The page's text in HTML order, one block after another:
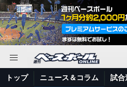
トップ ニュース＆コラム 試合